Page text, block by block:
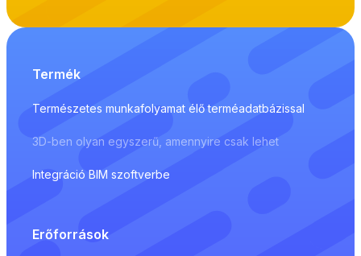
Termék
Természetes munkafolyamat élő terméadatbázissal
3D-ben olyan egyszerű, amennyire csak lehet
Integráció BIM szoftverbe
Erőforrások